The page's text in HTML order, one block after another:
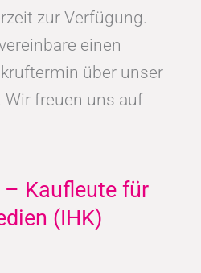
zur Verfügung.
einen
über unser
Wir freuen uns auf
– Kaufleute für
(IHK)